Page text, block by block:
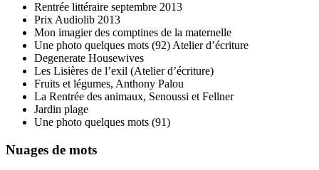
Rentrée littéraire septembre 2013
Prix Audiolib 2013
Mon imagier des comptines de la maternelle
Une photo quelques mots (92) Atelier d’écriture
Degenerate Housewives
Les Lisières de l’exil (Atelier d’écriture)
Fruits et légumes, Anthony Palou
La Rentrée des animaux, Senoussi et Fellner
Jardin plage
Une photo quelques mots (91)
Nuages de mots